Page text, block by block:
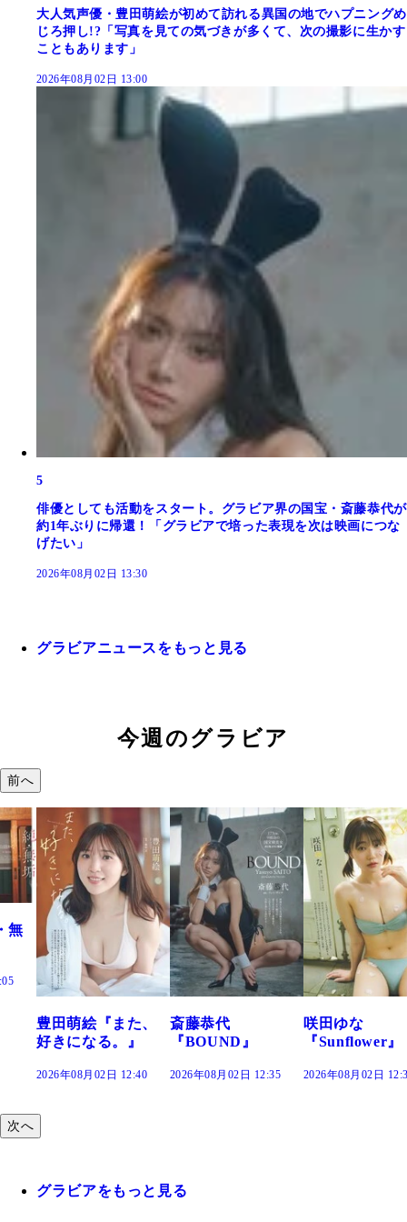
大人気声優・豊田萌絵が初めて訪れる異国の地でハプニングめ
じろ押し!?「写真を見ての気づきが多くて、次の撮影に生かす
こともあります」
2026年08月02日 13:00
5
俳優としても活動をスタート。グラビア界の国宝・斎藤恭代が
約1年ぶりに帰還！「グラビアで培った表現を次は映画につな
げたい」
2026年08月02日 13:30
グラビアニュースをもっと見る
今週のグラビア
前へ
斎藤恭代
『BOUND』
2026年08月02日 12:35
咲田ゆな
『Sunflower』
2026年08月02日 12:30
藤水咲桜『花
だまり』
2026年08月02日
次へ
グラビアをもっと見る